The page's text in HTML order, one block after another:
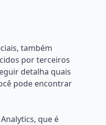
também
por terceiros
detalha quais
pode encontrar
que é